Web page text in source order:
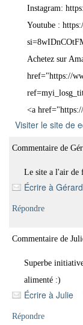
Instagram:
Youtube :
Achetez sur
href="https://
<a
Visiter le site de
Commentaire de
Le site a l'air de
Écrire à
Répondre
Commentaire de
Superbe
alimenté :)
Écrire à Julie
Répondre